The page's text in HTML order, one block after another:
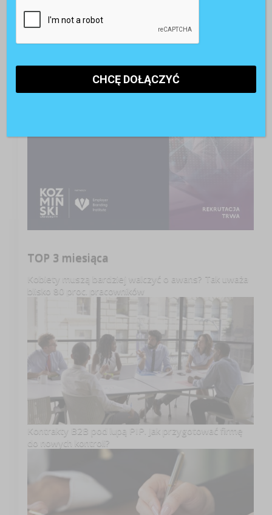
TOP 3 miesiąca
Kobiety muszą bardziej walczyć o awans? Tak uważa
blisko 80 proc. pracowników
Kontrakty B2B pod lupą PIP. Jak przygotować firmę
do nowych kontroli?